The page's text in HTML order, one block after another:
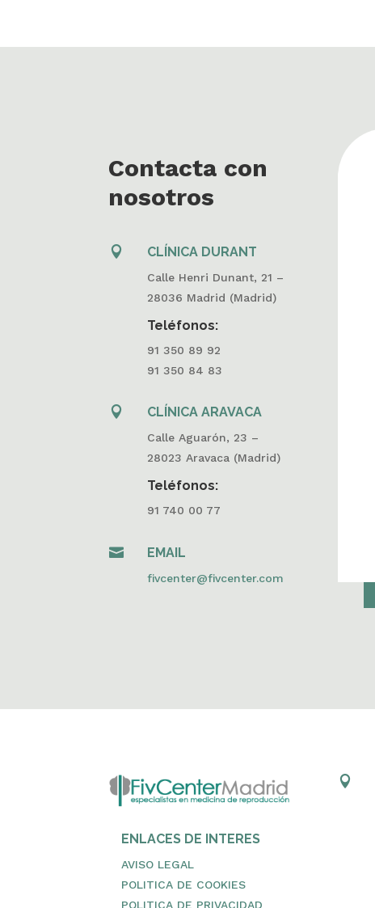
Contacta con
nosotros
 CLÍNICA DURANT
Calle Henri Dunant, 21 –
28036 Madrid (Madrid)
Teléfonos:
91 350 89 92
91 350 84 83
 CLÍNICA ARAVACA
Calle Aguarón, 23 –
28023 Aravaca (Madrid)
Teléfonos:
91 740 00 77
 EMAIL
fivcenter@fivcenter.com
ENLACES DE INTERES
AVISO LEGAL
POLITICA DE COOKIES
POLITICA DE PRIVACIDAD
